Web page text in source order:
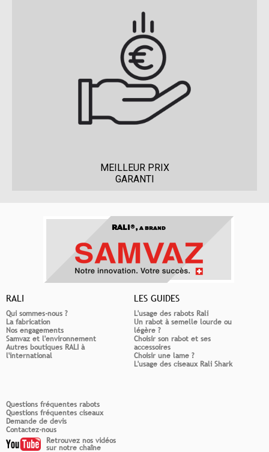
MEILLEUR PRIX
GARANTI
RALI®,A BRAND
RALI
Qui sommes-nous ?
La fabrication
Nos engagements
Samvaz et l'environnement
Autres boutiques RALI à
l'international
LES GUIDES
L'usage des rabots Rali
Un rabot à semelle lourde ou
légère ?
Choisir son rabot et ses
accessoires
Choisir une lame ?
L'usage des ciseaux Rali Shark
Questions fréquentes rabots
Questions fréquentes ciseaux
Demande de devis
Contactez-nous
Retrouvez nos vidéos
sur notre chaîne